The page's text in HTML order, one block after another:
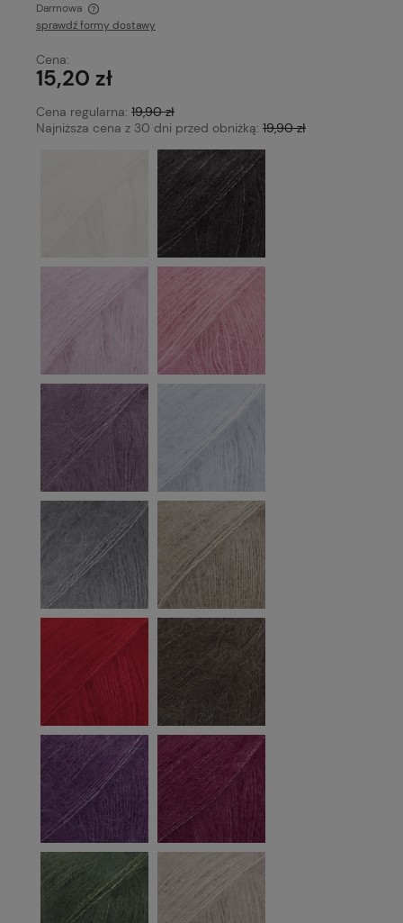
Darmowa
Cena nie zawiera ewentualnych kosztów płatności
sprawdź formy dostawy
Cena:
15,20 zł
Cena regularna: 19,90 zł
Najniższa cena z 30 dni przed obniżką: 19,90 zł